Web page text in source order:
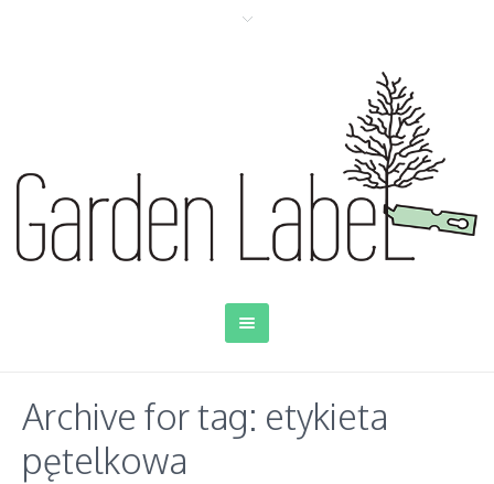
Archive for tag: etykieta
pętelkowa